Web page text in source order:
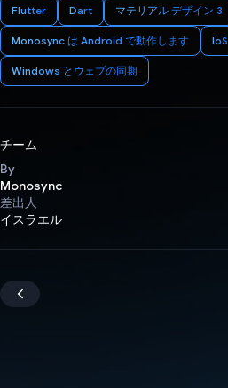
Flutter Dart マテリアル デザイン 3
Monosync は Android で動作します IoS
Windows とウェブの同期
チーム
By
Monosync
差出人
イスラエル